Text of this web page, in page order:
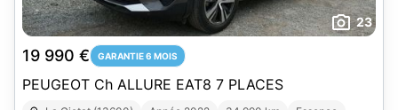
23
19 990 € GARANTIE 6 MOIS
PEUGEOT Ch ALLURE EAT8 7 PLACES